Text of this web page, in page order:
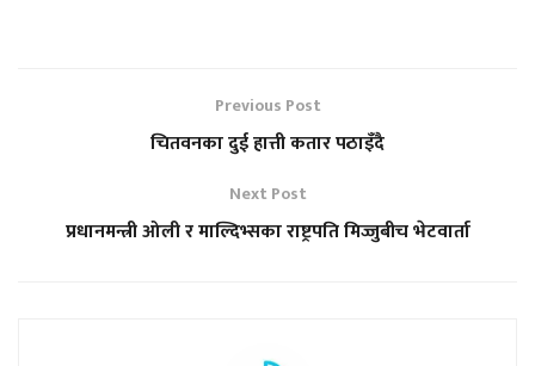
Previous Post
चितवनका दुई हात्ती कतार पठाइँदै
Next Post
प्रधानमन्त्री ओली र माल्दिभ्सका राष्ट्रपति मिज्जुबीच भेटवार्ता